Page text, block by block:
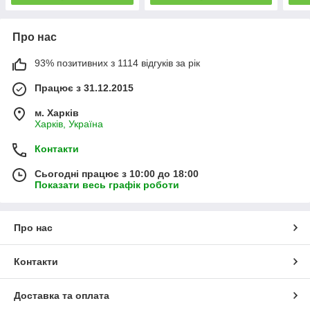
Про нас
93% позитивних з 1114 відгуків за рік
Працює з 31.12.2015
м. Харків
Харків, Україна
Контакти
Сьогодні працює з 10:00 до 18:00
Показати весь графік роботи
Про нас
Контакти
Доставка та оплата